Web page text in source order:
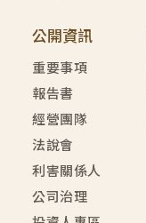
公開資訊
重要事項
報告書
經營團隊
法說會
利害關係人
公司治理